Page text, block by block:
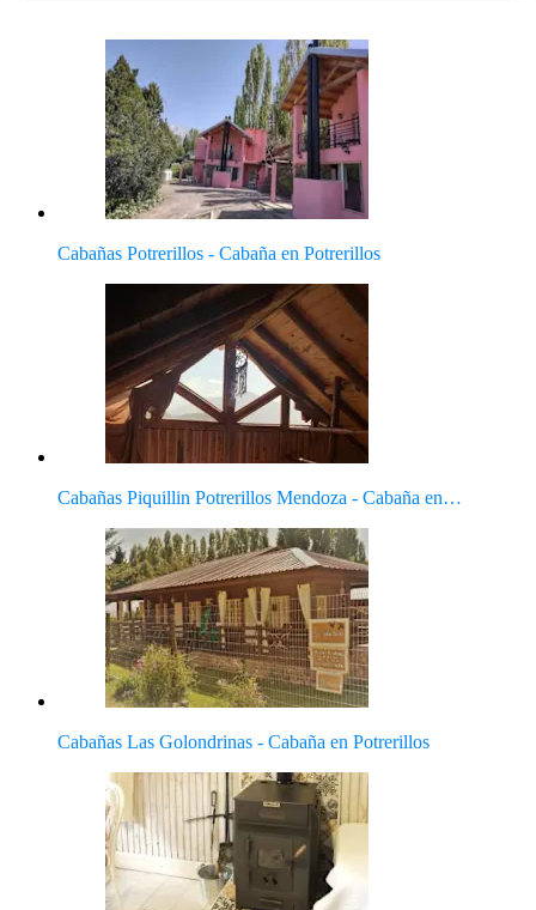
Cabañas Potrerillos - Cabaña en Potrerillos
Cabañas Piquillin Potrerillos Mendoza - Cabaña en…
Cabañas Las Golondrinas - Cabaña en Potrerillos